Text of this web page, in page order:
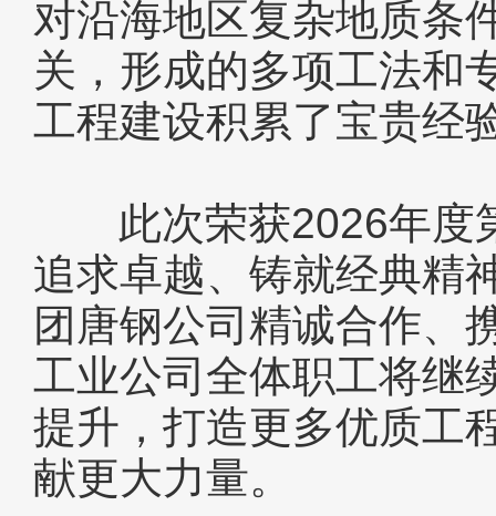
对沿海地区复杂地质条
关，形成的多项工法和
工程建设积累了宝贵经
此次荣获2026年度第
追求卓越、铸就经典精
团唐钢公司精诚合作、
工业公司全体职工将继
提升，打造更多优质工
献更大力量。